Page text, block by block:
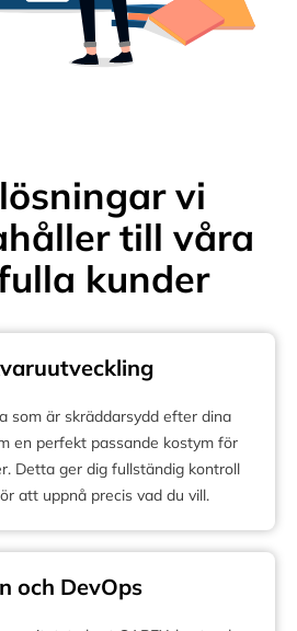
vi
till våra
kunder
som är skräddarsydd efter dina
en perfekt passande kostym för
Detta ger dig fullständig kontroll
att uppnå precis vad du vill.
och DevOps